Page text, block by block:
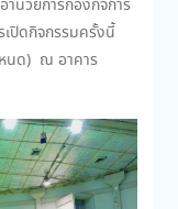
นวยการกองกิจการ
เปิดกิจกรรมครั้งนี้
หนด) ณ อาคาร